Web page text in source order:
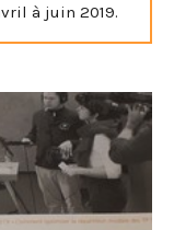
à juin 2019.